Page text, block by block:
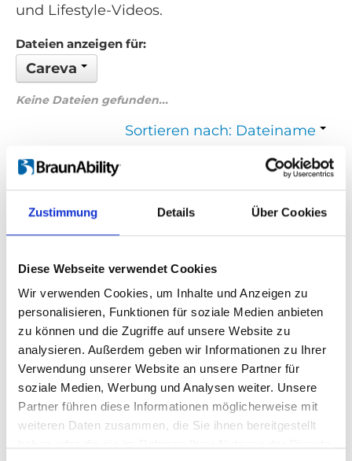
Zustimmung Details Über Cookies
Diese Webseite verwendet Cookies
Wir verwenden Cookies, um Inhalte und Anzeigen zu
personalisieren, Funktionen für soziale Medien anbieten
zu können und die Zugriffe auf unsere Website zu
analysieren. Außerdem geben wir Informationen zu Ihrer
Verwendung unserer Website an unsere Partner für
soziale Medien, Werbung und Analysen weiter. Unsere
Partner führen diese Informationen möglicherweise mit
weiteren Daten zusammen, die Sie ihnen bereitgestellt
und Lifestyle-Videos.
Dateien anzeigen für:
Careva
Keine Dateien gefunden...
Sortieren nach: Dateiname
Zurück
Wenn Sie nach einem Video zu einem bestimmten Produkt
Menü auf der linken Seite auswählen. Bitte beachten Sie, dass es
nicht zu allen Produkten eigene Videos gibt.
Einbetten
Unter jedem Video finden Sie einen Code, mit dem Sie das Video
auf Ihrer Webseite einbetten können.
Abonnieren
Abonnieren Sie hier unseren YouTube-Kanal, um sofort
benachrichtigt zu werden, wenn wir ein neues Video hochladen.